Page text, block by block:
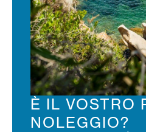
È IL VOSTRO
NOLEGGIO?